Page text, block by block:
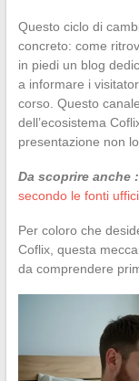
Questo ciclo di
concreto: come
in piedi un blog
a informare i
corso. Questo
dell’ecosistema
presentazione non
Da scoprire anche :
secondo le fonti
Per coloro che
Coflix, questa
da comprendere